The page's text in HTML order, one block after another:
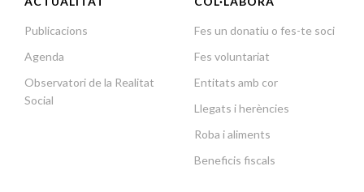
Publicacions
Agenda
Observatori de la Realitat
Social
Fes un donatiu o fes-te soci
Fes voluntariat
Entitats amb cor
Llegats i herències
Roba i aliments
Beneficis fiscals